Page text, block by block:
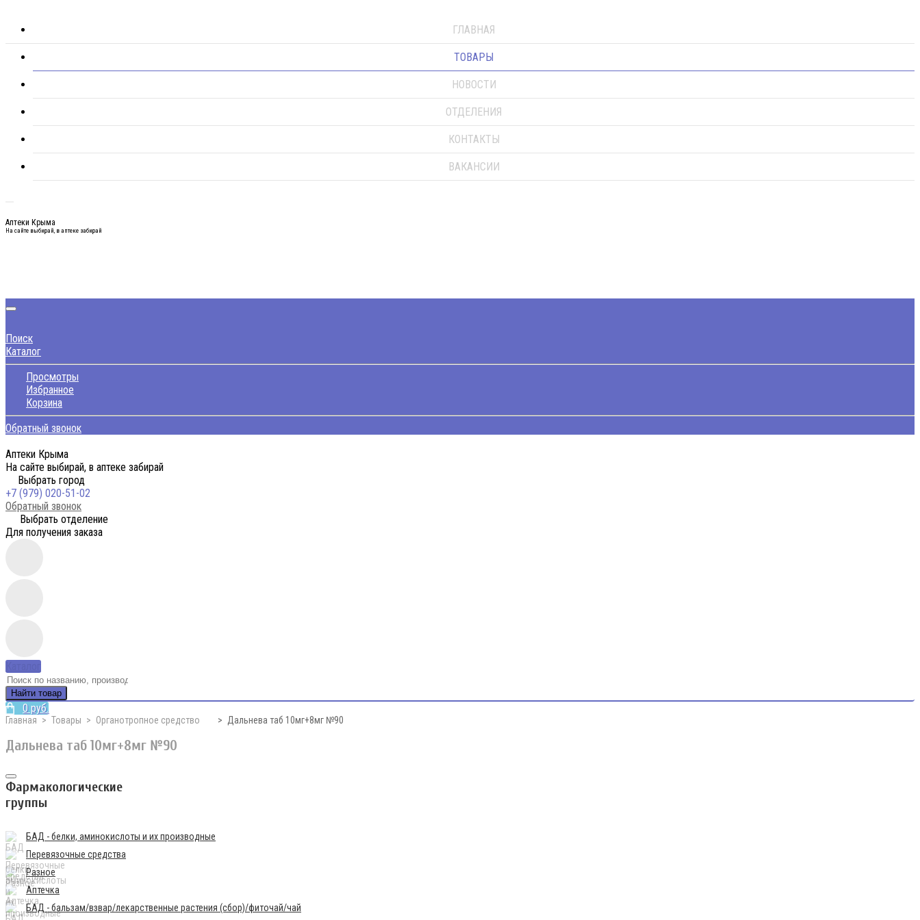
ГЛАВНАЯ
ТОВАРЫ
НОВОСТИ
ОТДЕЛЕНИЯ
КОНТАКТЫ
ВАКАНСИИ
Аптеки Крыма
На сайте выбирай, в аптеке забирай
Поиск
Каталог
Просмотры
Избранное
Корзина
Обратный звонок
Аптеки Крыма
На сайте выбирай, в аптеке забирай
Выбрать город
+7 (979) 020-51-02
Обратный звонок
Выбрать отделение
Для получения заказа
Найти товар
0 руб.
Главная Товары Органотропное средство Дальнева таб 10мг+8мг №90
Дальнева таб 10мг+8мг №90
Фармакологические
группы
БАД - белки, аминокислоты и их производные
Перевязочные средства
Разное
Аптечка
БАД - бальзам/взвар/лекарственные растения (сбор)/фиточай/чай